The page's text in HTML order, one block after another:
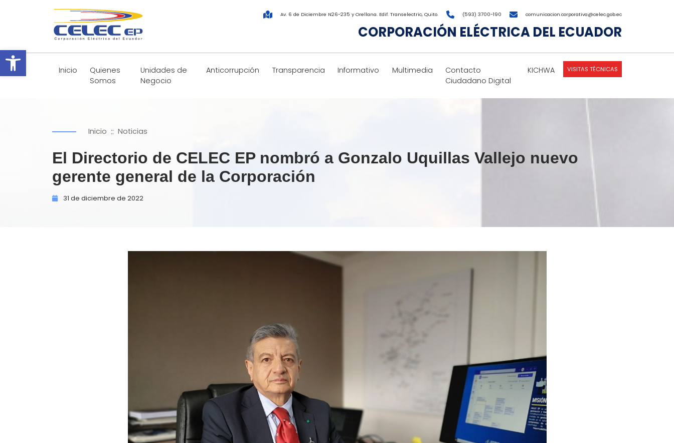
Abrir barra de herramientas
Av. 6 de Diciembre N26-235 y Orellana. Edif. Transelectric, Quito. (593) 3700-190 comunicacion.corporativa@celec.gob.ec
CORPORACIÓN ELÉCTRICA DEL ECUADOR
Inicio
Quienes
Somos
Unidades de
Negocio
Anticorrupción Transparencia Informativo Multimedia
Contacto
Ciudadano Digital
KICHWA VISITAS TÉCNICAS
Inicio :: Noticias
El Directorio de CELEC EP nombró a Gonzalo Uquillas Vallejo nuevo
gerente general de la Corporación
31 de diciembre de 2022